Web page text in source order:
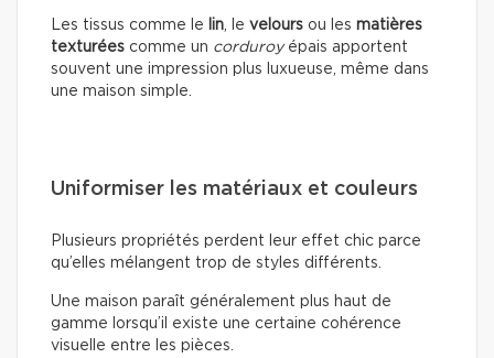
Les tissus comme le lin, le velours ou les matières
texturées comme un corduroyépais apportent
souvent une impression plus luxueuse, même dans
une maison simple.
Uniformiser les matériaux et couleurs
Plusieurs propriétés perdent leur effet chic parce
qu’elles mélangent trop de styles différents.
Une maison paraît généralement plus haut de
gamme lorsqu’il existe une certaine cohérence
visuelle entre les pièces.